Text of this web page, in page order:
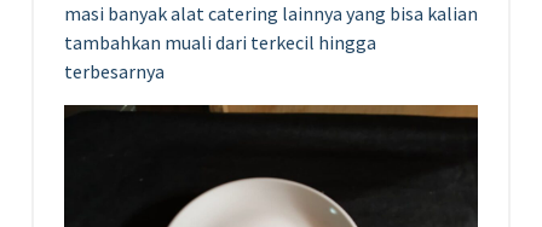
masi banyak alat catering lainnya yang bisa kalian
tambahkan muali dari terkecil hingga
terbesarnya